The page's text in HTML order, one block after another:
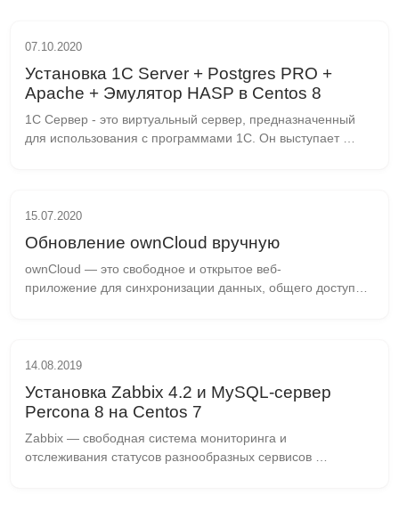
07.10.2020
Установка 1C Server + Postgres PRO +
Apache + Эмулятор HASP в Centos 8
1С Сервер - это виртуальный сервер, предназначенный
для использования с программами 1С. Он выступает
15.07.2020
Обновление ownCloud вручную
ownCloud — это свободное и открытое веб-
приложение для синхронизации данных, общего доступа
14.08.2019
Установка Zabbix 4.2 и MySQL-сервер
Percona 8 на Centos 7
Zabbix — свободная система мониторинга и
отслеживания статусов разнообразных сервисов